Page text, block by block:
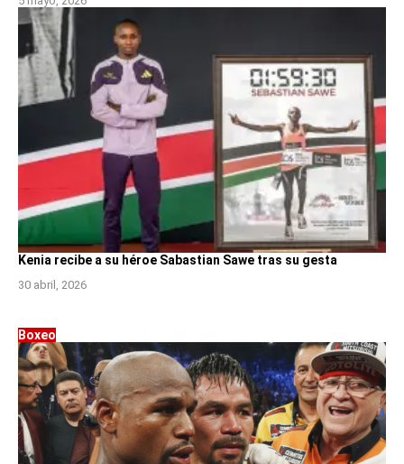
Kenia recibe a su héroe Sabastian Sawe tras su gesta
30 abril, 2026
Boxeo